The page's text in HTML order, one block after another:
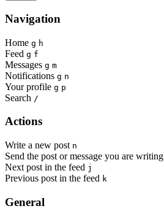
Navigation
Home g h
Feed g f
Messages g m
Notifications g n
Your profile g p
Search /
Actions
Write a new post n
Send the post or message you are writing
Next post in the feed j
Previous post in the feed k
General